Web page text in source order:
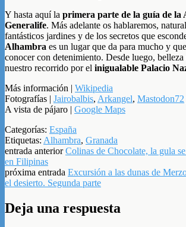
Y hasta aquí la primera parte de la guía de la
Generalife. Más adelante os hablaremos,
fantásticos jardines y de los secretos que
Alhambra es un lugar que da para mucho y
conocer con detenimiento. Desde luego, belleza
nuestro recorrido por el inigualable Palacio
Más información | Wikipedia
Fotografías | Jairobalbis, Arkangel, Mastodon72
A vista de pájaro | Google Maps
Categorías: España
Etiquetas: Alhambra, Granada
entrada anteriorColinas de Chocolate, la gula
en Filipinas
próxima entrada Excursión a las dunas de
el desierto. Segunda parte
Deja una respuesta